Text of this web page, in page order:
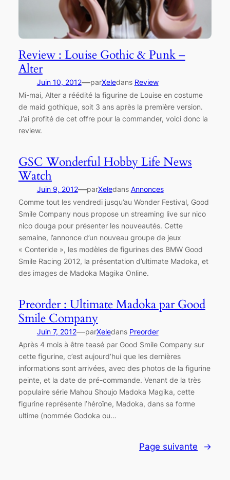
Review : Louise Gothic & Punk –
Alter
Juin 10, 2012—parXeledans Review
Mi-mai, Alter a réédité la figurine de Louise en costume
de maid gothique, soit 3 ans après la première version.
J’ai profité de cet offre pour la commander, voici donc la
review.
GSC Wonderful Hobby Life News
Watch
Juin 9, 2012—parXeledans Annonces
Comme tout les vendredi jusqu’au Wonder Festival, Good
Smile Company nous propose un streaming live sur nico
nico douga pour présenter les nouveautés. Cette
semaine, l’annonce d’un nouveau groupe de jeux
« Conteride », les modèles de figurines des BMW Good
Smile Racing 2012, la présentation d’ultimate Madoka, et
des images de Madoka Magika Online.
Preorder : Ultimate Madoka par Good
Smile Company
Juin 7, 2012—parXeledans Preorder
Après 4 mois à être teasé par Good Smile Company sur
cette figurine, c’est aujourd’hui que les dernières
informations sont arrivées, avec des photos de la figurine
peinte, et la date de pré-commande. Venant de la très
populaire série Mahou Shoujo Madoka Magika, cette
figurine représente l’héroïne, Madoka, dans sa forme
ultime (nommée Godoka ou…
Page suivante →